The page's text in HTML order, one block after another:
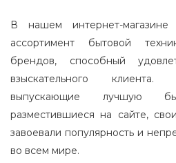
В нашем интернет-магазине
ассортимент бытовой
брендов, способный
взыскательного
выпускающие лучшую
разместившиеся на сайте,
завоевали популярность и
во всем мире.